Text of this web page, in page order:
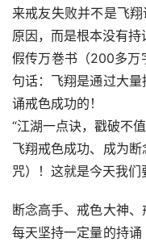
来戒友失败并不是飞
原因，而是根本没有持
假传万巻书（200多万
句话：飞翔是通过大
诵戒色成功的！
“江湖一点诀，戳破不
飞翔戒色成功、成为
咒）！这就是今天我们
断念高手、戒色大神
每天坚持一定量的持